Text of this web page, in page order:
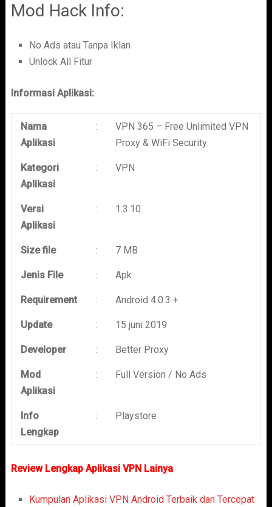
Mod Hack Info:
No Ads atau Tanpa Iklan
Unlock All Fitur
Informasi Aplikasi:
Nama
Aplikasi
:
VPN 365 – Free Unlimited VPN
Proxy & WiFi Security
Kategori
Aplikasi
: VPN
Versi
Aplikasi
: 1.3.10
Size file : 7 MB
Jenis File : Apk
Requirement : Android 4.0.3 +
Update : 15 juni 2019
Developer : Better Proxy
Mod
Aplikasi
: Full Version / No Ads
Info
Lengkap
: Playstore
Review Lengkap Aplikasi VPN Lainya
Kumpulan Aplikasi VPN Android Terbaik dan Tercepat